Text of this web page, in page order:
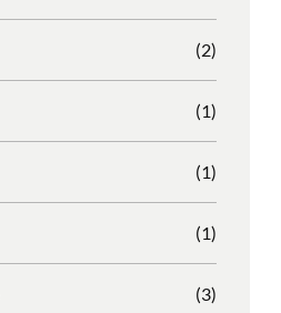
(2)
(1)
(1)
(1)
(3)